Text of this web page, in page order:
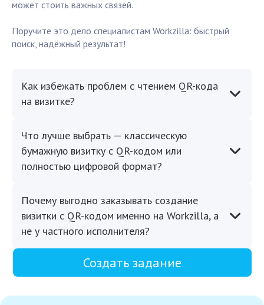
может стоить важных связей.
Поручите это дело специалистам Workzilla: быстрый
поиск, надёжный результат!
Как избежать проблем с чтением QR-кода
на визитке?
Что лучше выбрать — классическую
бумажную визитку с QR-кодом или
полностью цифровой формат?
Почему выгодно заказывать создание
визитки с QR-кодом именно на Workzilla, а
не у частного исполнителя?
Создать задание